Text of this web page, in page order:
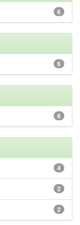
6
6
6
4
2
2